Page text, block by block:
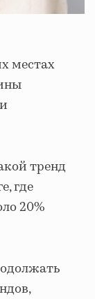
местах
тренд
где
20%